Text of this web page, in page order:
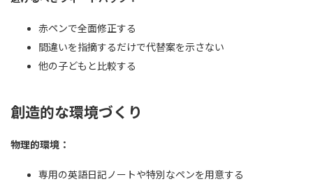
赤ペンで全面修正する
間違いを指摘するだけで代替案を示さない
他の子どもと比較する
創造的な環境づくり
物理的環境：
専用の英語日記ノートや特別なペンを用意する